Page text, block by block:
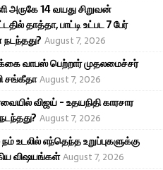
அருகே 14 வயது சிறுவன்
தாத்தா, பாட்டி உட்பட 7 பேர்
நடந்தது? August 7, 2026
வாபஸ் பெற்றார் முதலமைச்சர்
சங்கீதா August 7, 2026
விஜய் - உதயநிதி காரசார
August 7, 2026
உடலில் எந்தெந்த உறுப்புகளுக்கு
விஷயங்கள் August 7, 2026